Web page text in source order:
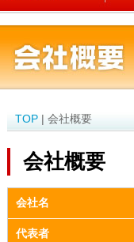
TOP | 会社概要
会社概要
会社名
代表者